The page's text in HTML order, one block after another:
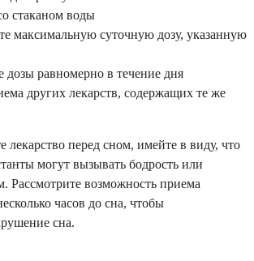
стаканом воды
максимальную суточную дозу, указанную
дозы равномерно в течение дня
других лекарств, содержащих те же
лекарство перед сном, имейте в виду, что
могут вызывать бодрость или
Рассмотрите возможность приема
часов до сна, чтобы
сна.